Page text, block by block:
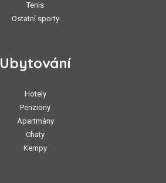
Tenis
Ostatní sporty
Ubytování
Hotely
Penziony
Apartmány
Chaty
Kempy